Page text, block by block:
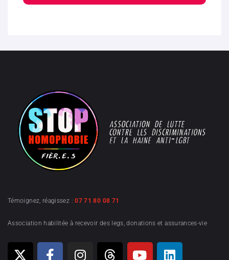
Témoignez, réagissez :07 71 80 08 71
Association habilitée à recevoir des legs, donations et assurances-vie